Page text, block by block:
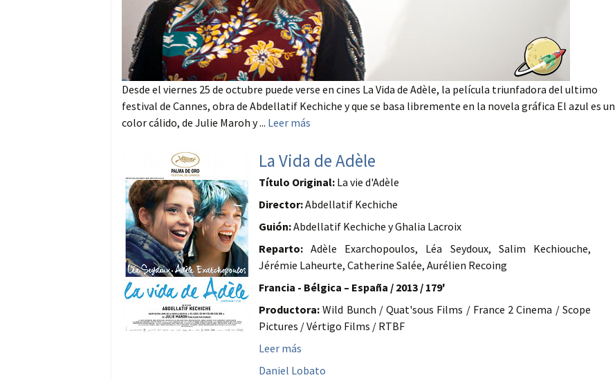
Desde el viernes 25 de octubre puede verse en cines La Vida de Adèle, la película triunfadora del ultimo
festival de Cannes, obra de Abdellatif Kechiche y que se basa libremente en la novela gráfica El azul es un
color cálido, de Julie Maroh y ... Leer más
La Vida de Adèle
Título Original: La vie d'Adèle
Director:Abdellatif Kechiche
Guión:Abdellatif Kechiche y Ghalia Lacroix
Reparto: Adèle Exarchopoulos, Léa Seydoux, Salim Kechiouche,
Jérémie Laheurte, Catherine Salée, Aurélien Recoing
Francia - Bélgica – España / 2013 / 179'
Productora: Wild Bunch / Quat'sous Films / France 2 Cinema / Scope
Pictures / Vértigo Films / RTBF
Leer más
Daniel Lobato